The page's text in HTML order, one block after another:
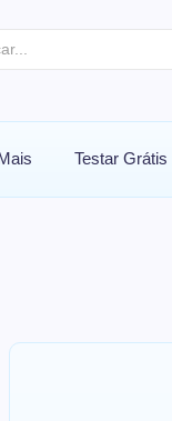
Testar Grátis